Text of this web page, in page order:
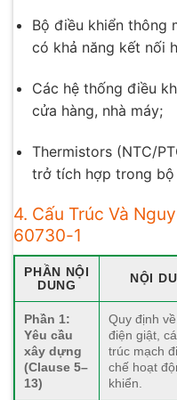
Bộ điều khiển thông
có khả năng kết nối
Các hệ thống điều
cửa hàng, nhà máy;
Thermistors (NTC/
trở tích hợp trong bộ
4. Cấu Trúc Và
60730-1
PHẦN NỘI
DUNG
NỘI
Phần 1:
Yêu cầu
xây dựng
(Clause 5–
13)
Quy định
điện giật,
trúc mạch
chế hoạt
khiển.